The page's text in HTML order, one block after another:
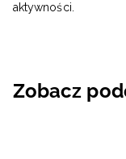
aktywności.
Zobacz